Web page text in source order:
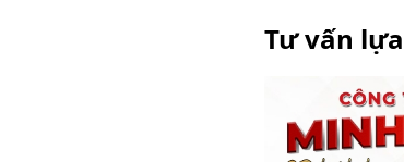
Tư vấn